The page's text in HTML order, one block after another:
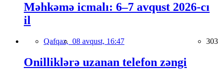
Məhkəmə icmalı: 6–7 avqust 2026-cı
il
Qafqaz, 08 avqust, 16:47 303
Onilliklərə uzanan telefon zəngi